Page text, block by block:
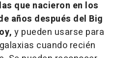
que nacieron en los
años después del Big
y pueden usarse para
cuando recién